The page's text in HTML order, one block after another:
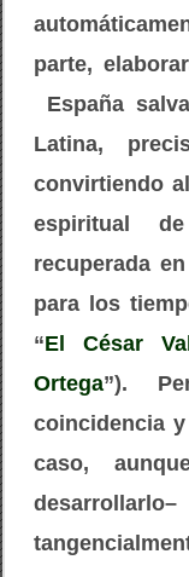
d
parte,
España
Latina,
convirtiendo
espiritual
recuperada
para los
“El César
Ortega”).
coincidencia
caso,